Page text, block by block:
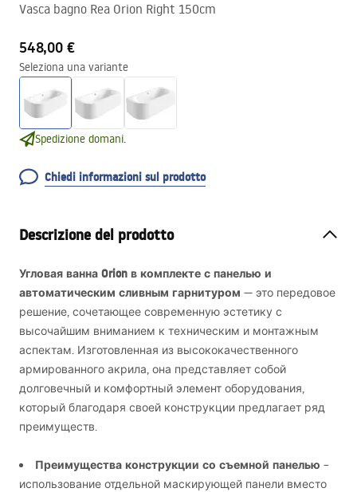
Vasca bagno Rea Orion Right 150cm
548,00 €
Seleziona una variante
Spedizione domani.
Chiedi informazioni sul prodotto
Descrizione del prodotto
Угловая ванна Orion в комплекте с панелью и
автоматическим сливным гарнитуром — это передовое
решение, сочетающее современную эстетику с
высочайшим вниманием к техническим и монтажным
аспектам. Изготовленная из высококачественного
армированного акрила, она представляет собой
долговечный и комфортный элемент оборудования,
который благодаря своей конструкции предлагает ряд
преимуществ.
Преимущества конструкции со съемной панелью –
использование отдельной маскирующей панели вместо